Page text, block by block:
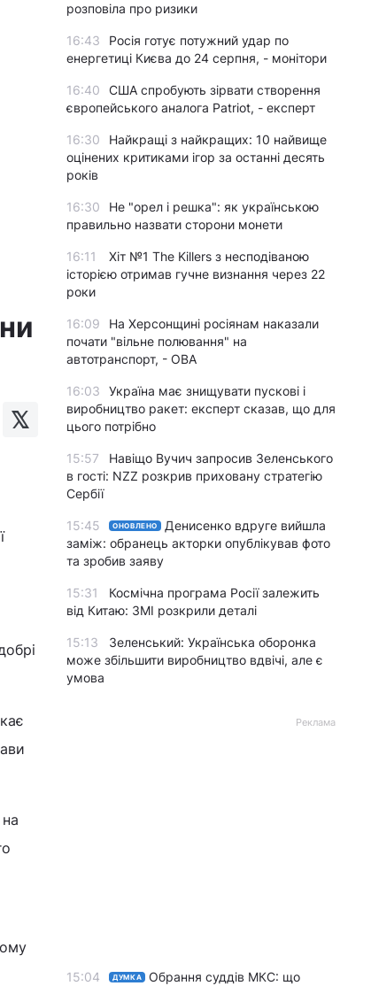
розповіла про ризики
16:43
Росія готує потужний удар по
енергетиці Києва до 24 серпня, - монітори
16:40
США спробують зірвати створення
європейського аналога Patriot, - експерт
16:30
Найкращі з найкращих: 10 найвище
оцінених критиками ігор за останні десять
років
16:30
Не "орел і решка": як українською
правильно назвати сторони монети
16:11
Хіт №1 The Killers з несподіваною
історією отримав гучне визнання через 22
роки
16:09
На Херсонщині росіянам наказали
почати "вільне полювання" на
автотранспорт, - ОВА
16:03
Україна має знищувати пускові і
виробництво ракет: експерт сказав, що для
цього потрібно
15:57
Навіщо Вучич запросив Зеленського
в гості: NZZ розкрив приховану стратегію
Сербії
15:45 ОНОВЛЕНО
Денисенко вдруге вийшла
заміж: обранець акторки опублікував фото
та зробив заяву
15:31
Космічна програма Росії залежить
від Китаю: ЗМІ розкрили деталі
15:13
Зеленський: Українська оборонка
може збільшити виробництво вдвічі, але є
умова
Реклама
15:04 ДУМКА
Обрання суддів МКС: що